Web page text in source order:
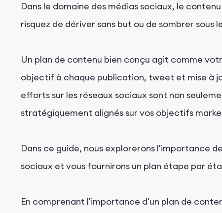
Dans le domaine des médias sociaux, le
risquez de dériver sans but ou de sombrer sous
Un plan de contenu bien conçu agit comme
objectif à chaque publication, tweet et mise à
efforts sur les réseaux sociaux sont non
stratégiquement alignés sur vos objectifs
Dans ce guide, nous explorerons l'importance
sociaux et vous fournirons un plan étape par
En comprenant l'importance d'un plan de